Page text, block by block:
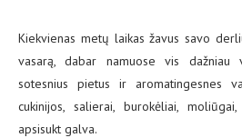
Kiekvienas metų laikas žavus savo
vasarą, dabar namuose vis dažniau
sotesnius pietus ir aromatingesnes
cukinijos, salierai, burokėliai,
apsisukt galva.